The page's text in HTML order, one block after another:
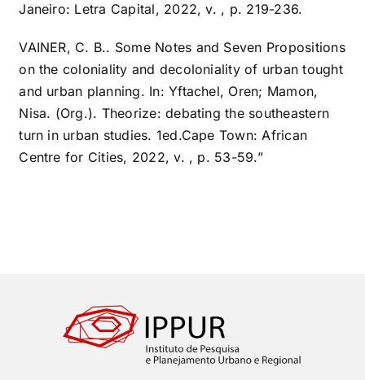
Janeiro: Letra Capital, 2022, v. , p. 219-236.
VAINER, C. B.. Some Notes and Seven Propositions
on the coloniality and decoloniality of urban tought
and urban planning. In: Yftachel, Oren; Mamon,
Nisa. (Org.). Theorize: debating the southeastern
turn in urban studies. 1ed.Cape Town: African
Centre for Cities, 2022, v. , p. 53-59.”